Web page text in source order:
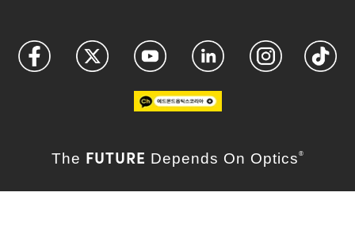
The FUTURE Depends On Optics ®